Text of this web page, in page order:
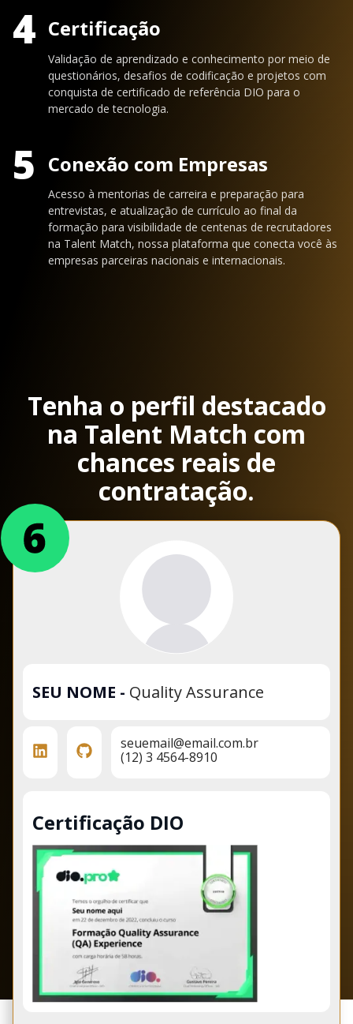
4 Certificação
Validação de aprendizado e conhecimento por meio de
questionários, desafios de codificação e projetos com
conquista de certificado de referência DIO para o
mercado de tecnologia.
5 Conexão com Empresas
Acesso à mentorias de carreira e preparação para
entrevistas, e atualização de currículo ao final da
formação para visibilidade de centenas de recrutadores
na Talent Match, nossa plataforma que conecta você às
empresas parceiras nacionais e internacionais.
Tenha o perfil destacado
na Talent Match com
chances reais de
contratação.
SEU NOME - Quality Assurance
seuemail@email.com.br
(12) 3 4564-8910
Certificação DIO